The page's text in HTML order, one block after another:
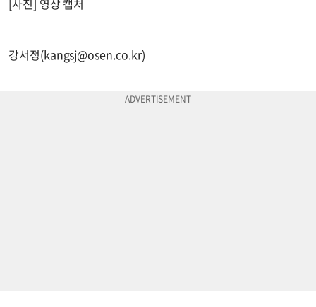
[사진] 영상 캡처
강서정(kangsj@osen.co.kr)